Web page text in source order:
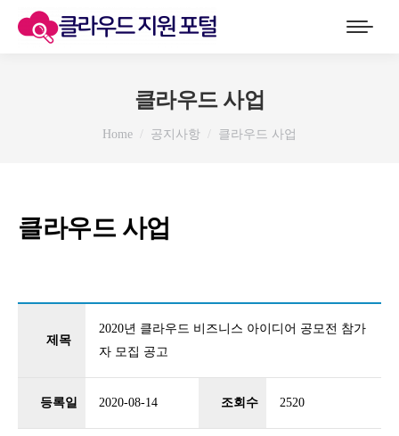
클라우드 사업
You are here:
Home 공지사항 클라우드 사업
클라우드 사업
제목
2020년 클라우드 비즈니스 아이디어 공모전 참가
자 모집 공고
등록일 2020-08-14 조회수 2520